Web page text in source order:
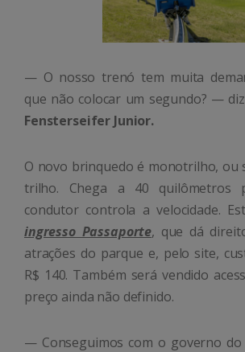
— O nosso trenó tem muita
que não colocar um segundo? —
Fensterseifer Junior.
O novo brinquedo é monotrilho, ou
trilho. Chega a 40
condutor controla a velocidade.
ingresso Passaporte, que dá
atrações do parque e, pelo site,
R$ 140. Também será vendido
preço ainda não definido.
— Conseguimos com o governo do